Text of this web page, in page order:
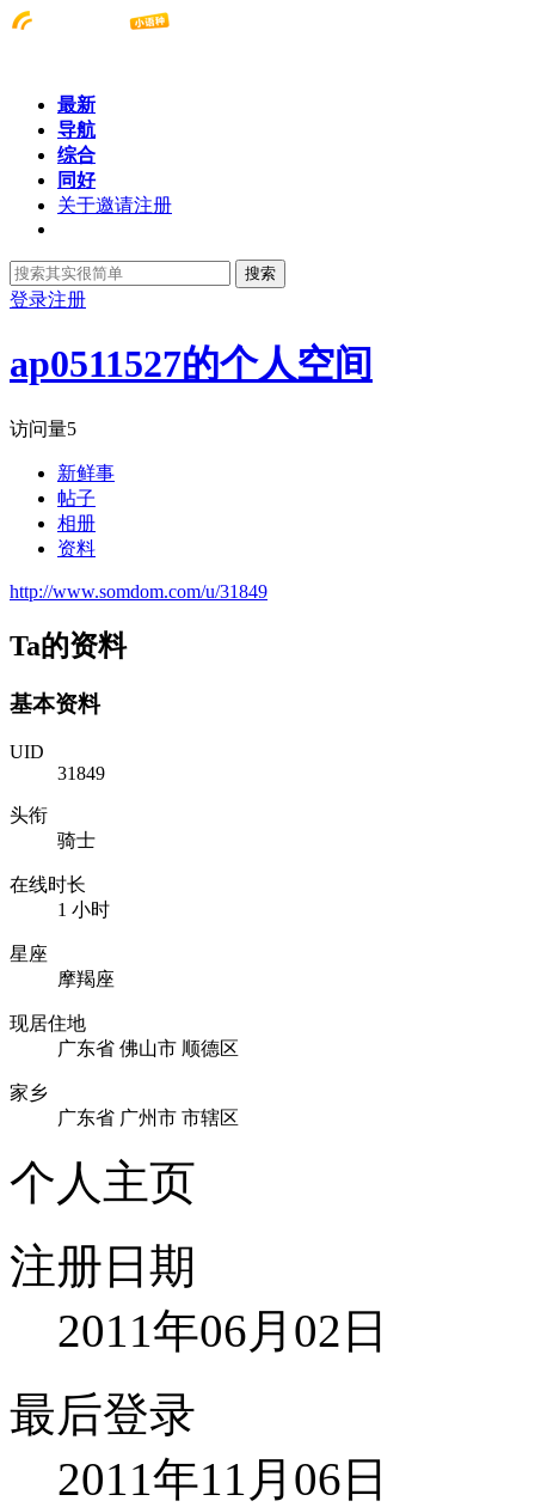
最新
导航
综合
同好
关于邀请注册
搜索
登录注册
ap0511527的个人空间
访问量5
新鲜事
帖子
相册
资料
http://www.somdom.com/u/31849
Ta的资料
基本资料
UID
31849
头衔
骑士
在线时长
1 小时
星座
摩羯座
现居住地
广东省 佛山市 顺德区
家乡
广东省 广州市 市辖区
个人主页
注册日期
2011年06月02日
最后登录
2011年11月06日